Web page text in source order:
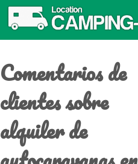
Comentarios de
clientes sobre
alquiler de